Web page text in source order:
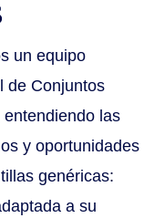
un equipo
de Conjuntos
las
y oportunidades
genéricas:
a su